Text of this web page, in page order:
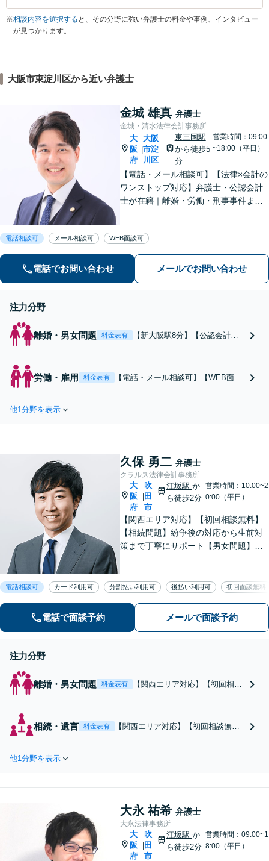
※相談内容を選択する と、その分野に強い弁護士の料金や事例、インタビュー
が見つかります。
大阪市東淀川区から近い弁護士
金城 雄真 弁護士
金城・清水法律会計事務所
大
阪
府
大阪
市淀
川区
東三国駅
から徒歩5
分
営業時間：09:00
~18:00（平日）
【電話・メール相談可】【法律×会計の
ワンストップ対応】弁護士・公認会計
士が在籍｜離婚・労働・刑事事件まで
をご提案します
電話相談可 メール相談可 WEB面談可
電話でお問い合わせ メールでお問い合わせ
注力分野
離婚・男女問題 料金表有
【新大阪駅8分】【公認会計士
払い等を拒絶する難しいケース
労働・雇用 料金表有
【電話・メール相談可】【WEB面談
を活かし、一人ひとりの状況に応じ
駅8分】
他1分野を表示
久保 勇二 弁護士
クラルス法律会計事務所
大
阪
府
吹
田
市
江坂駅 か
ら徒歩2分
営業時間：10:00~2
0:00（平日）
【関西エリア対応】【初回相談無料】
【相続問題】紛争後の対応から生前対
策まで丁寧にサポート【男女問題】金
に解決させましょう【夜間・休日面談
電話相談可 カード利用可 分割払い利用可 後払い利用可 初回面談無料
電話で面談予約 メールで面談予約
注力分野
離婚・男女問題 料金表有
【関西エリア対応】【初回相談
料や財産分与、親権、面会交流
相続・遺言 料金表有
【関西エリア対応】【初回相談無
応。遺言書のご相談も受付中【夜
全個室】
他1分野を表示
大永 祐希 弁護士
大永法律事務所
大
阪
府
吹
田
市
江坂駅 か
ら徒歩2分
営業時間：09:00~1
8:00（平日）